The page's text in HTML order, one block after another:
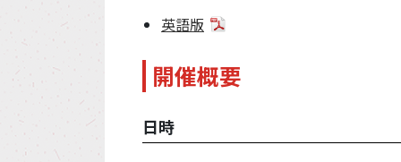
英語版
開催概要
日時